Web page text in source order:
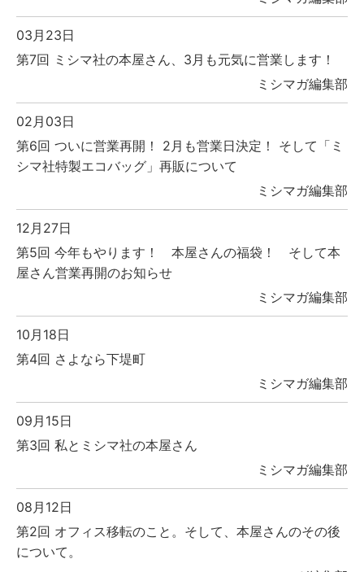
03月23日
第7回 ミシマ社の本屋さん、3月も元気に営業します！
ミシマガ編集部
02月03日
第6回 ついに営業再開！ 2月も営業日決定！ そして「ミ
シマ社特製エコバッグ」再販について
ミシマガ編集部
12月27日
第5回 今年もやります！ 本屋さんの福袋！ そして本
屋さん営業再開のお知らせ
ミシマガ編集部
10月18日
第4回 さよなら下堤町
ミシマガ編集部
09月15日
第3回 私とミシマ社の本屋さん
ミシマガ編集部
08月12日
第2回 オフィス移転のこと。そして、本屋さんのその後
について。